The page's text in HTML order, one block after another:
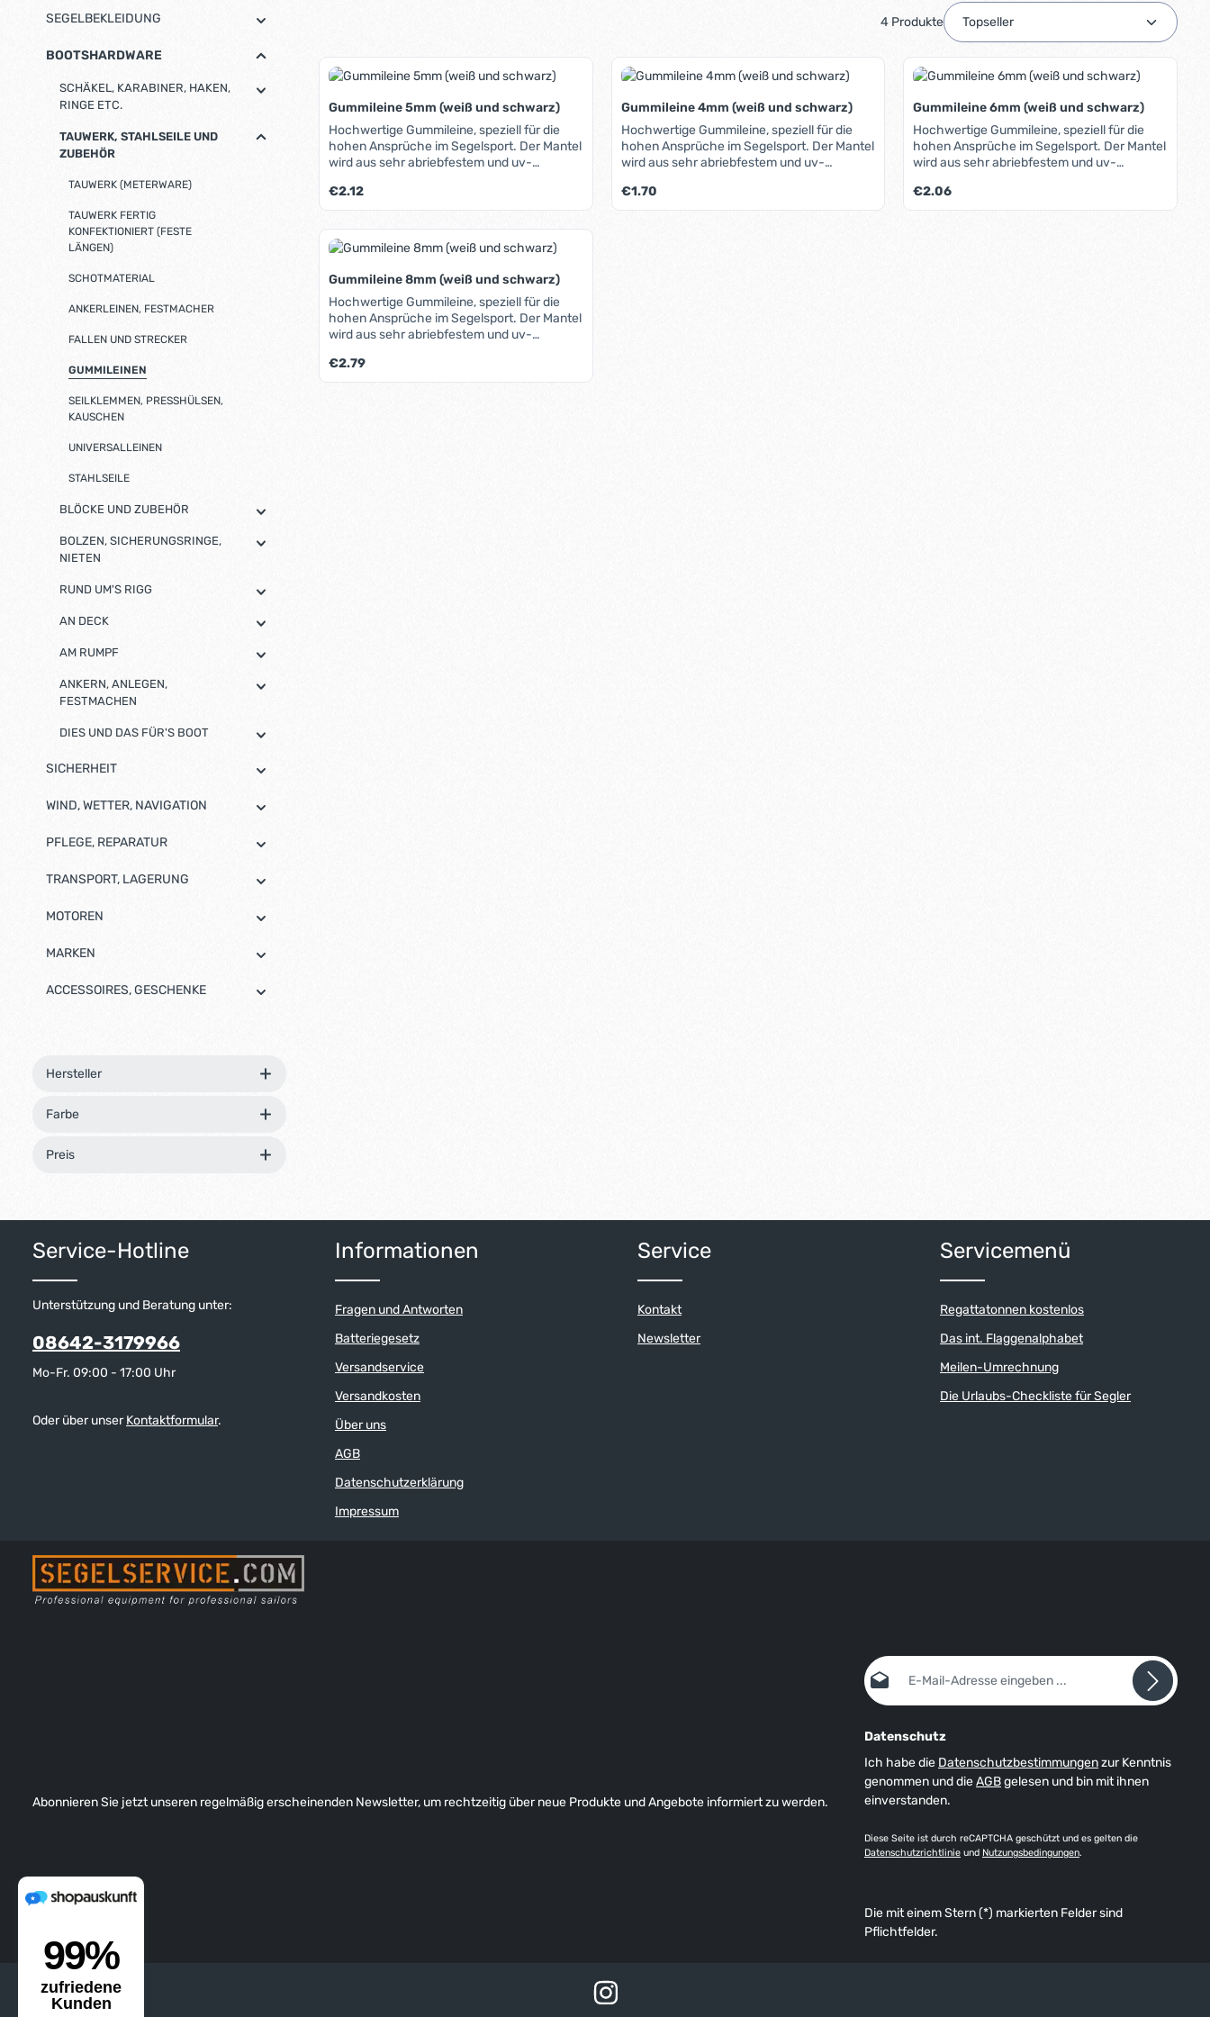
SEGELBEKLEIDUNG
BOOTSHARDWARE
SCHÄKEL, KARABINER, HAKEN,
RINGE ETC.
TAUWERK, STAHLSEILE UND
ZUBEHÖR
TAUWERK (METERWARE)
TAUWERK FERTIG
KONFEKTIONIERT (FESTE
LÄNGEN)
SCHOTMATERIAL
ANKERLEINEN, FESTMACHER
FALLEN UND STRECKER
GUMMILEINEN
SEILKLEMMEN, PRESSHÜLSEN,
KAUSCHEN
UNIVERSALLEINEN
STAHLSEILE
BLÖCKE UND ZUBEHÖR
BOLZEN, SICHERUNGSRINGE,
NIETEN
RUND UM'S RIGG
AN DECK
AM RUMPF
ANKERN, ANLEGEN,
FESTMACHEN
DIES UND DAS FÜR'S BOOT
SICHERHEIT
WIND, WETTER, NAVIGATION
PFLEGE, REPARATUR
TRANSPORT, LAGERUNG
MOTOREN
MARKEN
ACCESSOIRES, GESCHENKE
Hersteller
Farbe
Preis
4 Produkte
Gummileine 5mm (weiß und schwarz)
Hochwertige Gummileine, speziell für die
hohen Ansprüche im Segelsport. Der Mantel
wird aus sehr abriebfestem und uv-
der Kern besteht aus einem Bund
elastischer Gummistränge. Durch diese
Materialkombination entsteht ein kompakte,
stabile und langlebige Leine.
Regulärer Preis:
€2.12
Gummileine 4mm (weiß und schwarz)
Hochwertige Gummileine, speziell für die
hohen Ansprüche im Segelsport. Der Mantel
wird aus sehr abriebfestem und uv-
der Kern besteht aus einem Bund
elastischer Gummistränge. Durch diese
Regulärer Preis:
€1.70
Gummileine 6mm (weiß und schwarz)
Hochwertige Gummileine, speziell für die
hohen Ansprüche im Segelsport. Der Mantel
wird aus sehr abriebfestem und uv-
der Kern besteht aus einem Bund
elastischer Gummistränge. Durch diese
Regulärer Preis:
€2.06
Gummileine 8mm (weiß und schwarz)
Hochwertige Gummileine, speziell für die
hohen Ansprüche im Segelsport. Der Mantel
wird aus sehr abriebfestem und uv-
der Kern besteht aus einem Bund
elastischer Gummistränge. Durch diese
Regulärer Preis:
€2.79
Service-Hotline
Unterstützung und Beratung unter:
08642-3179966
Mo-Fr. 09:00 - 17:00 Uhr
Oder über unserKontaktformular.
Informationen
Fragen und Antworten
Batteriegesetz
Versandservice
Versandkosten
Über uns
AGB
Datenschutzerklärung
Impressum
Service
Kontakt
Newsletter
Servicemenü
Regattatonnen kostenlos
Das int. Flaggenalphabet
Meilen-Umrechnung
Die Urlaubs-Checkliste für Segler
Abonnieren Sie jetzt unseren regelmäßig erscheinenden Newsletter, um rechtzeitig über neue Produkte und Angebote informiert zu werden.
E-Mail-Adresse*
Datenschutz
Ich habe die Datenschutzbestimmungenzur Kenntnis
genommen und dieAGBgelesen und bin mit ihnen
einverstanden.
Diese Seite ist durch reCAPTCHA geschützt und es gelten die
Datenschutzrichtlinie und Nutzungsbedingungen.
Die mit einem Stern (*) markierten Felder sind
Pflichtfelder.